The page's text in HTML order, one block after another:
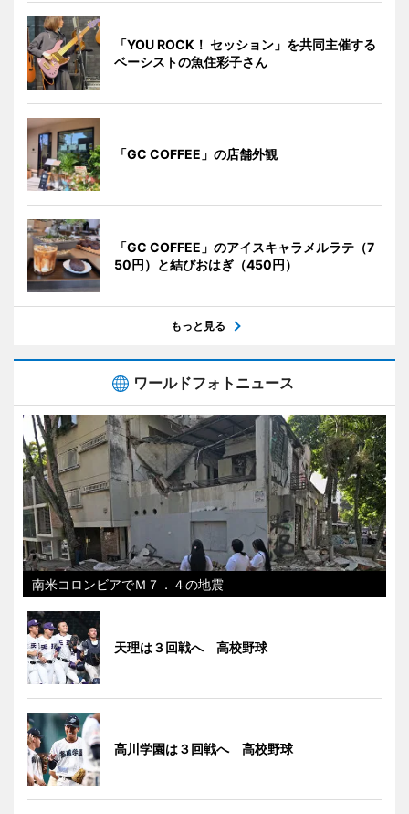
「YOU ROCK！ セッション」を共同主催する
ベーシストの魚住彩子さん
「GC COFFEE」の店舗外観
「GC COFFEE」のアイスキャラメルラテ（7
50円）と結びおはぎ（450円）
もっと見る
ワールドフォトニュース
南米コロンビアでＭ７．４の地震
天理は３回戦へ 高校野球
高川学園は３回戦へ 高校野球